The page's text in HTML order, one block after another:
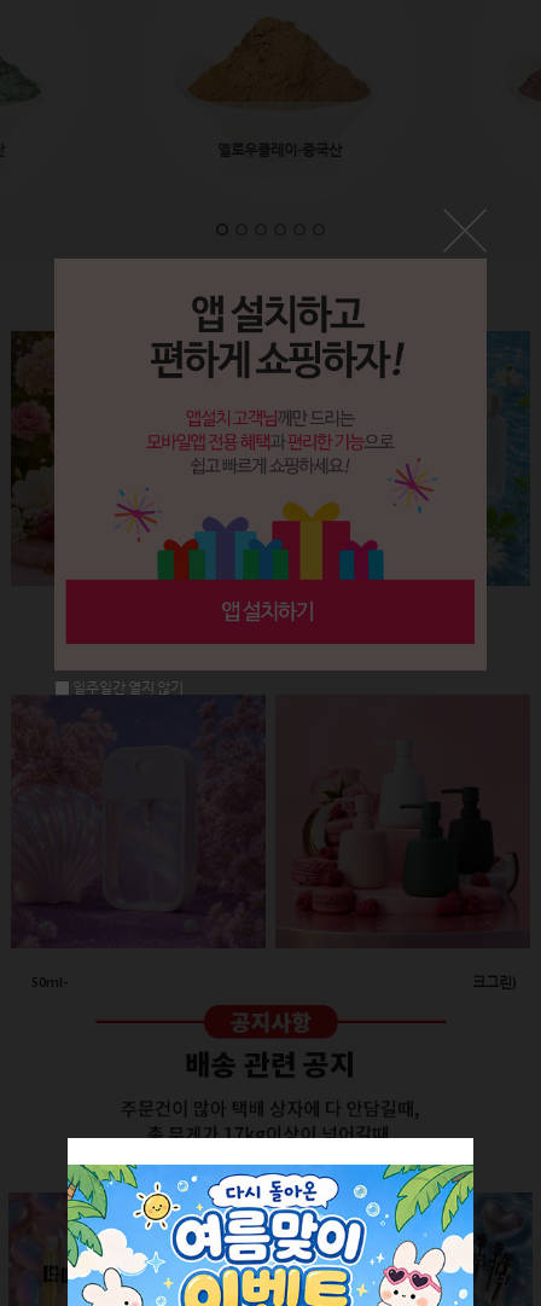
옐로우클레이-중국산
Label&Bottle
50ml-애플 스프레이(투명/화이트캡)
회원공개
260ml-고급세라믹 펌프용기(다크그린)
회원공개
더보기 +
일주일간 열지 않기